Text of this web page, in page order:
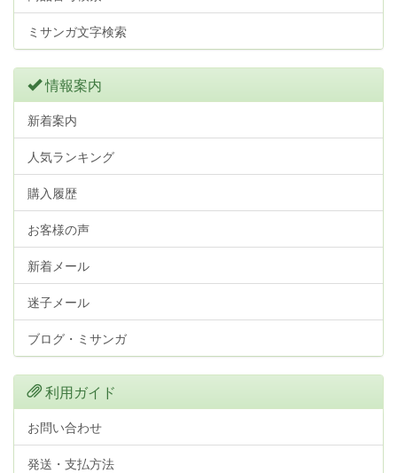
ミサンガ文字検索
情報案内
新着案内
人気ランキング
購入履歴
お客様の声
新着メール
迷子メール
ブログ・ミサンガ
利用ガイド
お問い合わせ
発送・支払方法